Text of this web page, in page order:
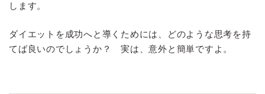
します。
ダイエットを成功へと導くためには、どのような思考を持
てば良いのでしょうか？ 実は、意外と簡単ですよ。